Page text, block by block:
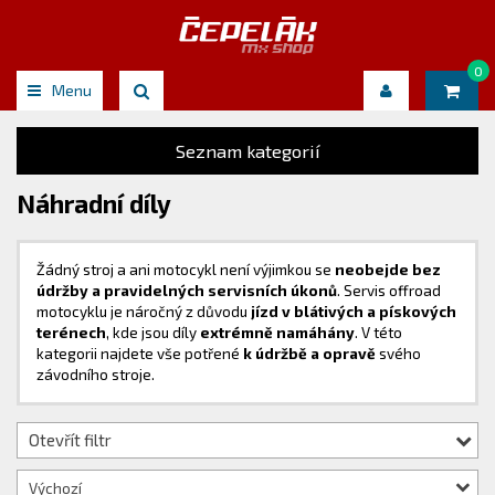
Menu
0
Seznam kategorií
Náhradní díly
Žádný stroj a ani motocykl není výjimkou se neobejde bez
údržby a pravidelných servisních úkonů. Servis offroad
motocyklu je náročný z důvodu jízd v blátivých a pískových
terénech, kde jsou díly extrémně namáhány. V této
kategorii najdete vše potřené k údržbě a opravě svého
závodního stroje.
Otevřít filtr
Výchozí